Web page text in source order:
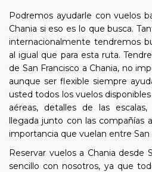
Podremos ayudarle con vuelos
Chania si eso es lo que busca.
internacionalmente tendremos
al igual que para esta ruta.
de San Francisco a Chania, no
aunque ser flexible siempre
usted todos los vuelos
aéreas, detalles de las
llegada junto con las compañías
importancia que vuelan entre San
Reservar vuelos a Chania desde
sencillo con nosotros, ya que